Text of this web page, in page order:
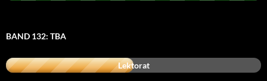
BAND 132: TBA
Lektorat